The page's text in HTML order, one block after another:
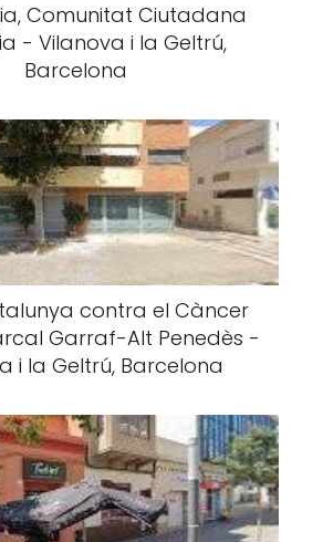
Comunitat Ciutadana
- Vilanova i la Geltrú,
Barcelona
contra el Càncer
Garraf-Alt Penedès -
i la Geltrú, Barcelona